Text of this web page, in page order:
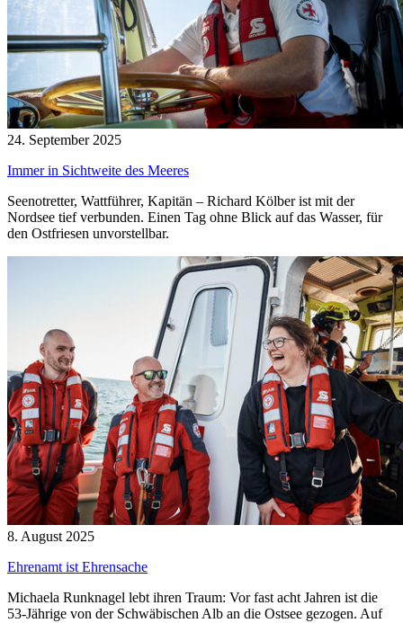
24. September 2025
Immer in Sichtweite des Meeres
Seenotretter, Wattführer, Kapitän – Richard Kölber ist mit der
Nordsee tief verbunden. Einen Tag ohne Blick auf das Wasser, für
den Ostfriesen unvorstellbar.
8. August 2025
Ehrenamt ist Ehrensache
Michaela Runknagel lebt ihren Traum: Vor fast acht Jahren ist die
53-Jährige von der Schwäbischen Alb an die Ostsee gezogen. Auf